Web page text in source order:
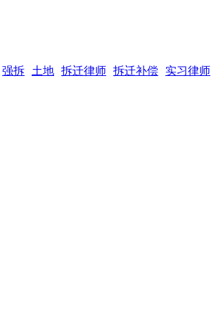
实习律师
拆迁补偿
拆迁律师
土地
强拆